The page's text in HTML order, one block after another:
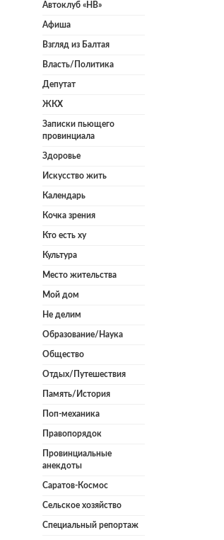
Автоклуб «НВ»
Афиша
Взгляд из Балтая
Власть/Политика
Депутат
ЖКХ
Записки пьющего
провинциала
Здоровье
Искусство жить
Календарь
Кочка зрения
Кто есть ху
Культура
Место жительства
Мой дом
Не делим
Образование/Наука
Общество
Отдых/Путешествия
Память/История
Поп-механика
Правопорядок
Провинциальные
анекдоты
Саратов-Космос
Сельское хозяйство
Специальный репортаж